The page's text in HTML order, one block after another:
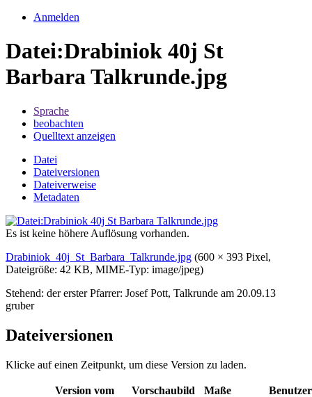
Anmelden
Datei:Drabiniok 40j St
Barbara Talkrunde.jpg
Sprache
beobachten
Quelltext anzeigen
Datei
Dateiversionen
Dateiverweise
Metadaten
Es ist keine höhere Auflösung vorhanden.
Drabiniok_40j_St_Barbara_Talkrunde.jpg (600 × 393 Pixel,
Dateigröße: 42 KB, MIME-Typ: image/jpeg)
Stehend: der erster Pfarrer: Josef Pott, Talkrunde am 20.09.13
gruber
Dateiversionen
Klicke auf einen Zeitpunkt, um diese Version zu laden.
Version vom Vorschaubild Maße Benutzer